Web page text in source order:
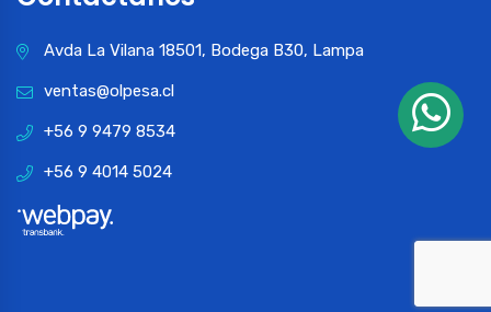
Avda La Vilana 18501, Bodega B30, Lampa
ventas@olpesa.cl
+56 9 9479 8534
+56 9 4014 5024